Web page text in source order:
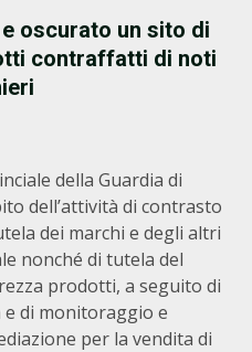
oscurato un sito di
contraffatti di noti
della Guardia di
dell’attività di contrasto
dei marchi e degli altri
nonché di tutela del
prodotti, a seguito di
di monitoraggio e
per la vendita di